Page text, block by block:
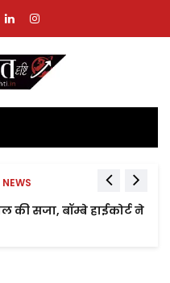
सजा, बॉम्बे हाईकोर्ट ने